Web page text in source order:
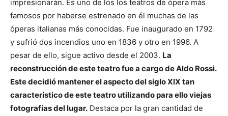
impresionarán. Es uno de los los teatros de ópera más
famosos por haberse estrenado en él muchas de las
óperas italianas más conocidas. Fue inaugurado en 1792
y sufrió dos incendios uno en 1836 y otro en 1996. A
pesar de ello, sigue activo desde el 2003. La
reconstrucción de este teatro fue a cargo de Aldo Rossi.
Este decidió mantener el aspecto del siglo XIX tan
característico de este teatro utilizando para ello viejas
fotografías del lugar. Destaca por la gran cantidad de